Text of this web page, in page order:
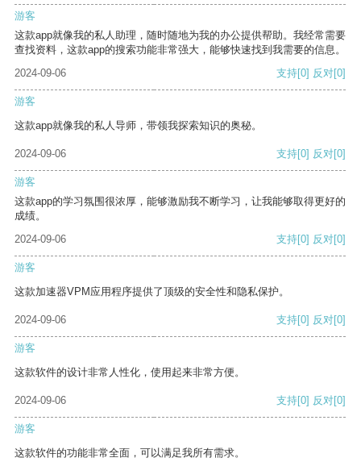
游客
这款app就像我的私人助理，随时随地为我的办公提供帮助。我经常需要
查找资料，这款app的搜索功能非常强大，能够快速找到我需要的信息。
2024-09-06
支持[0] 反对[0]
游客
这款app就像我的私人导师，带领我探索知识的奥秘。
2024-09-06 支持[0] 反对[0]
游客
这款app的学习氛围很浓厚，能够激励我不断学习，让我能够取得更好的
成绩。
2024-09-06
支持[0] 反对[0]
游客
这款加速器VPM应用程序提供了顶级的安全性和隐私保护。
2024-09-06 支持[0] 反对[0]
游客
这款软件的设计非常人性化，使用起来非常方便。
2024-09-06 支持[0] 反对[0]
游客
这款软件的功能非常全面，可以满足我所有需求。